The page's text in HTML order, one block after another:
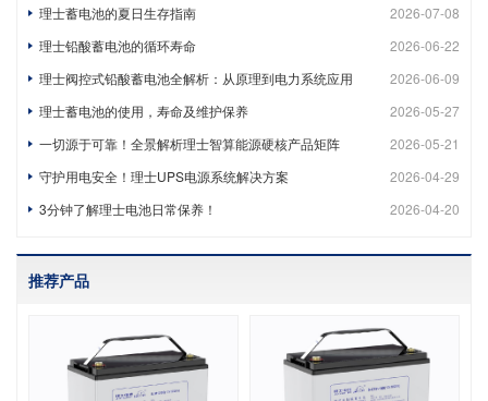
2026-07-08
理士蓄电池的夏日生存指南
2026-06-22
理士铅酸蓄电池的循环寿命
2026-06-09
理士阀控式铅酸蓄电池全解析：从原理到电力系统应用
2026-05-27
理士蓄电池的使用，寿命及维护保养
2026-05-21
一切源于可靠！全景解析理士智算能源硬核产品矩阵
2026-04-29
守护用电安全！理士UPS电源系统解决方案
2026-04-20
3分钟了解理士电池日常保养！
推荐产品